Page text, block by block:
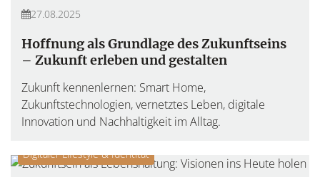
27.08.2025
Hoffnung als Grundlage des Zukunftseins
– Zukunft erleben und gestalten
Zukunft kennenlernen: Smart Home,
Zukunftstechnologien, vernetztes Leben, digitale
Innovation und Nachhaltigkeit im Alltag.
Digitaler Lifestyle & Identität